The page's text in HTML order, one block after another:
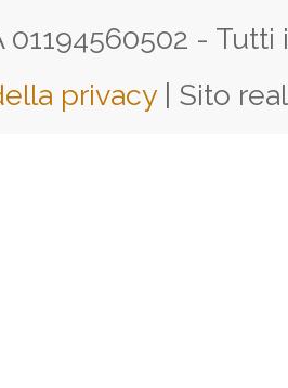
01194560502 -
privacy | Sito